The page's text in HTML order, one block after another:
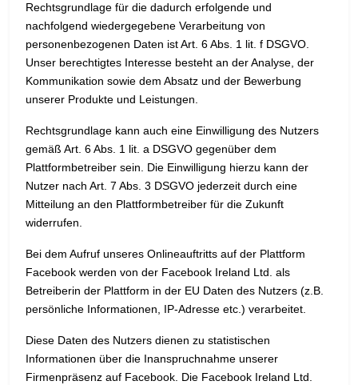
Rechtsgrundlage für die dadurch erfolgende und
nachfolgend wiedergegebene Verarbeitung von
personenbezogenen Daten ist Art. 6 Abs. 1 lit. f DSGVO.
Unser berechtigtes Interesse besteht an der Analyse, der
Kommunikation sowie dem Absatz und der Bewerbung
unserer Produkte und Leistungen.
Rechtsgrundlage kann auch eine Einwilligung des Nutzers
gemäß Art. 6 Abs. 1 lit. a DSGVO gegenüber dem
Plattformbetreiber sein. Die Einwilligung hierzu kann der
Nutzer nach Art. 7 Abs. 3 DSGVO jederzeit durch eine
Mitteilung an den Plattformbetreiber für die Zukunft
widerrufen.
Bei dem Aufruf unseres Onlineauftritts auf der Plattform
Facebook werden von der Facebook Ireland Ltd. als
Betreiberin der Plattform in der EU Daten des Nutzers (z.B.
persönliche Informationen, IP-Adresse etc.) verarbeitet.
Diese Daten des Nutzers dienen zu statistischen
Informationen über die Inanspruchnahme unserer
Firmenpräsenz auf Facebook. Die Facebook Ireland Ltd.